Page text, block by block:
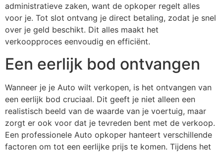
administratieve zaken, want de opkoper regelt alles
voor je. Tot slot ontvang je direct betaling, zodat je snel
over je geld beschikt. Dit alles maakt het
verkoopproces eenvoudig en efficiënt.
Een eerlijk bod ontvangen
Wanneer je je Auto wilt verkopen, is het ontvangen van
een eerlijk bod cruciaal. Dit geeft je niet alleen een
realistisch beeld van de waarde van je voertuig, maar
zorgt er ook voor dat je tevreden bent met de verkoop.
Een professionele Auto opkoper hanteert verschillende
factoren om tot een eerlijke prijs te komen. Tijdens het